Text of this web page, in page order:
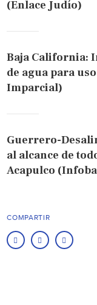
(Enlace Judío)
Baja California:
de agua para
Imparcial)
Guerrero-
al alcance de
Acapulco
COMPARTIR